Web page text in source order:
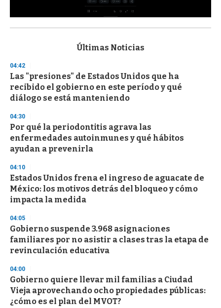
s
d
s
o
f
3
s
e
c
o
n
Últimas Noticias
04:42
Las "presiones" de Estados Unidos que ha
recibido el gobierno en este período y qué
diálogo se está manteniendo
04:30
Por qué la periodontitis agrava las
enfermedades autoinmunes y qué hábitos
ayudan a prevenirla
04:10
Estados Unidos frena el ingreso de aguacate de
México: los motivos detrás del bloqueo y cómo
impacta la medida
04:05
Gobierno suspende 3.968 asignaciones
familiares por no asistir a clases tras la etapa de
revinculación educativa
04:00
Gobierno quiere llevar mil familias a Ciudad
Vieja aprovechando ocho propiedades públicas:
¿cómo es el plan del MVOT?